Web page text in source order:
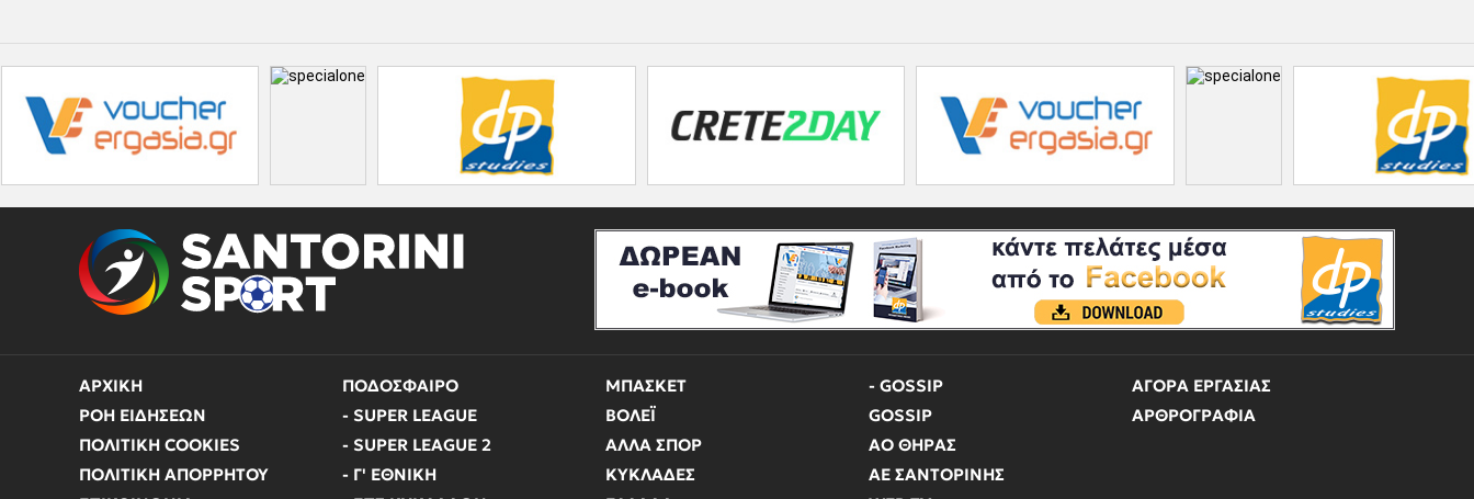
ΑΡΧΙΚΗ
ΡΟΗ ΕΙΔΗΣΕΩΝ
ΠΟΛΙΤΙΚΗ COOKIES
ΠΟΛΙΤΙΚΗ ΑΠΟΡΡΗΤΟΥ
ΠΟΔΟΣΦΑΙΡΟ
- SUPER LEAGUE
- SUPER LEAGUE 2
- Γ' ΕΘΝΙΚΗ
ΜΠΑΣΚΕΤ
ΒΟΛΕΪ
ΑΛΛΑ ΣΠΟΡ
ΚΥΚΛΑΔΕΣ
- GOSSIP
GOSSIP
ΑΟ ΘΗΡΑΣ
ΑΕ ΣΑΝΤΟΡΙΝΗΣ
ΑΓΟΡΑ ΕΡΓΑΣΙΑΣ
ΑΡΘΡΟΓΡΑΦΙΑ